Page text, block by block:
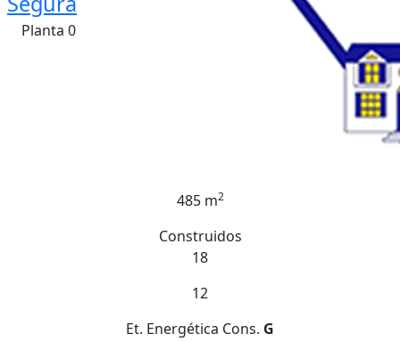
Planta 0
485 m2
Construidos
18
12
Et. Energética Cons. G